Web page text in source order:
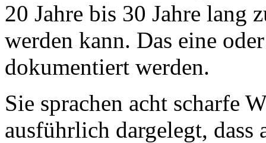
20 Jahre bis 30 Jahre
werden kann. Das eine
dokumentiert werden.
Sie sprachen acht scharfe
ausführlich dargelegt, dass